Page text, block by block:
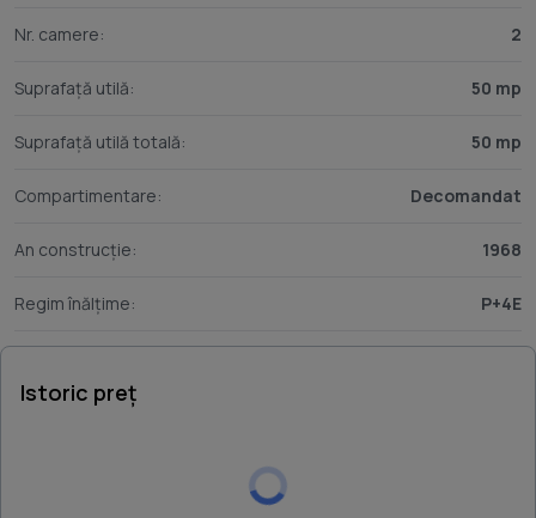
compartimentarea practica si atmosfera primitoare
pentru cei care cauta confort si accesibilitate in inima
Brasovului.Comisionul agentiei este de 50%+tva din
Nr. camere: 2
Suprafață utilă: 50 mp
Suprafață utilă totală: 50 mp
Compartimentare: Decomandat
An construcție: 1968
Regim înălțime: P+4E
Istoric preț